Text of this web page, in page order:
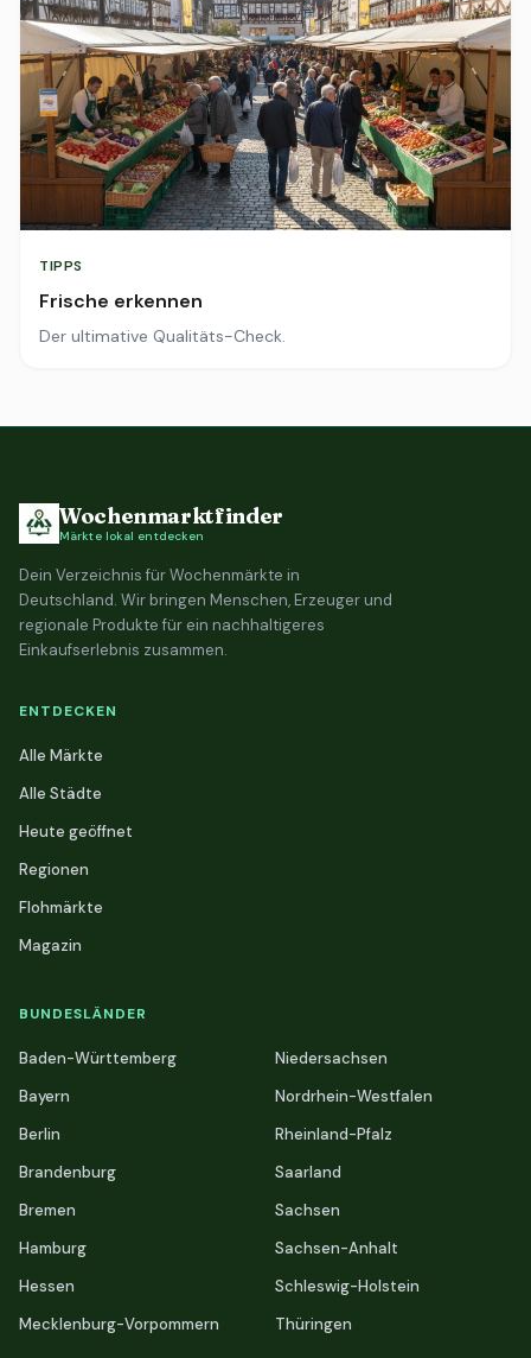
TIPPS
Frische erkennen
Der ultimative Qualitäts-Check.
Wochenmarktfinder
Märkte lokal entdecken
Dein Verzeichnis für Wochenmärkte in
Deutschland. Wir bringen Menschen, Erzeuger und
regionale Produkte für ein nachhaltigeres
Einkaufserlebnis zusammen.
ENTDECKEN
Alle Märkte
Alle Städte
Heute geöffnet
Regionen
Flohmärkte
Magazin
BUNDESLÄNDER
Baden-Württemberg
Bayern
Berlin
Brandenburg
Bremen
Hamburg
Hessen
Mecklenburg-Vorpommern
Niedersachsen
Nordrhein-Westfalen
Rheinland-Pfalz
Saarland
Sachsen
Sachsen-Anhalt
Schleswig-Holstein
Thüringen